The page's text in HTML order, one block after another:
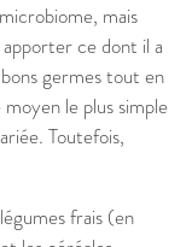
mais
apporter ce dont il a
germes tout en
le plus simple
Toutefois,
frais (en